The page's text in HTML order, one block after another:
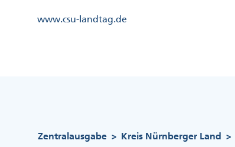
Kopfzeile
www.csu-landtag.de
Zentralausgabe > Kreis Nürnberger Land >